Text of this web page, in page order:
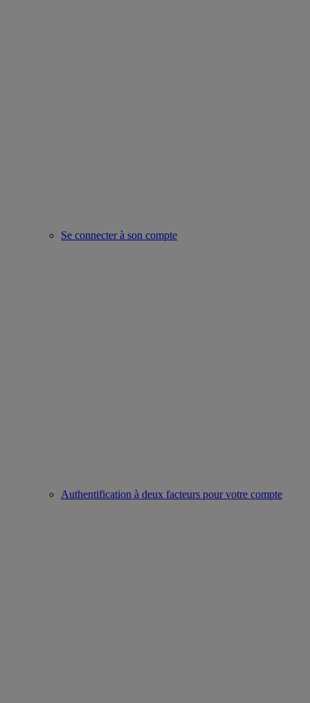
Se connecter à son compte
Authentification à deux facteurs pour votre compte